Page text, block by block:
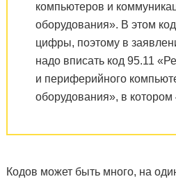
компьютеров и
оборудования». В этом
цифры, поэтому в
надо вписать код 95.11
и периферийного
оборудования», в
Кодов может быть много, на